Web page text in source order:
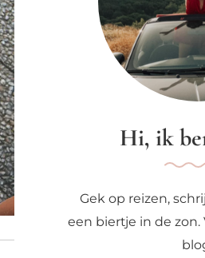
Hi, ik
Gek op reizen,
een biertje in de zon.